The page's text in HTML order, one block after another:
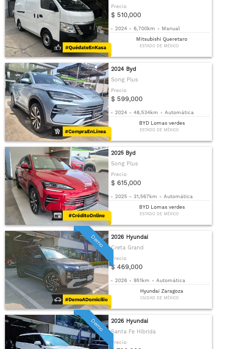
Precio
$ 510,000
- 2024 - 6,700km - Manual
Mitsubishi Queretaro
ESTADO DE MÉXICO
2024 Byd
Song Plus
Precio
$ 599,000
- 2024 - 48,534km - Automática
BYD Lomas verdes
ESTADO DE MÉXICO
2025 Byd
Song Plus
Precio
$ 615,000
- 2025 - 31,567km - Automática
BYD Lomas verdes
ESTADO DE MÉXICO
Demo
2026 Hyundai
Creta Grand
Precio
$ 469,000
- 2026 - 951km - Automática
Hyundai Zaragoza
CIUDAD DE MÉXICO
Demo
2026 Hyundai
Santa Fe Híbrida
Precio